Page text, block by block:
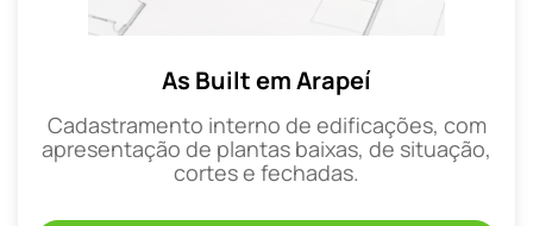
As Built em Arapeí
Cadastramento interno de edificações, com
apresentação de plantas baixas, de situação,
cortes e fechadas.